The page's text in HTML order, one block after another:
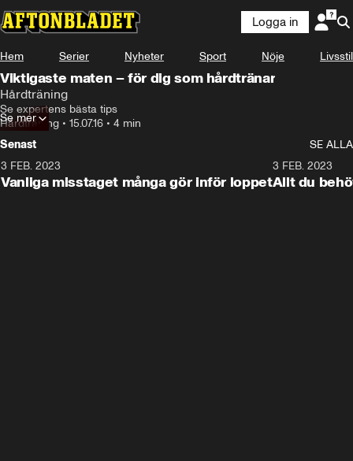
Logga in
Hem Serier Nyheter Sport Nöje Livsstil
Viktigaste maten – för dig som hårdtränar
Hårdträning
Se expertens bästa tips
Hårdträning • 15.07.16 • 4 min
Se mer
Senast
SE ALLA
3 FEB. 2023
Vanliga misstaget många gör inför loppet
3 FEB. 2023
Allt du